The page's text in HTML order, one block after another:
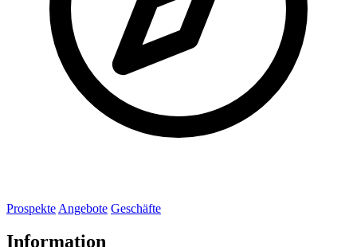
Prospekte Angebote Geschäfte
Information